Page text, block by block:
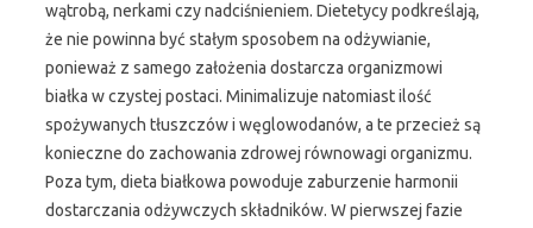
wątrobą, nerkami czy nadciśnieniem. Dietetycy podkreślają,
że nie powinna być stałym sposobem na odżywianie,
ponieważ z samego założenia dostarcza organizmowi
białka w czystej postaci. Minimalizuje natomiast ilość
spożywanych tłuszczów i węglowodanów, a te przecież są
konieczne do zachowania zdrowej równowagi organizmu.
Poza tym, dieta białkowa powoduje zaburzenie harmonii
dostarczania odżywczych składników. W pierwszej fazie